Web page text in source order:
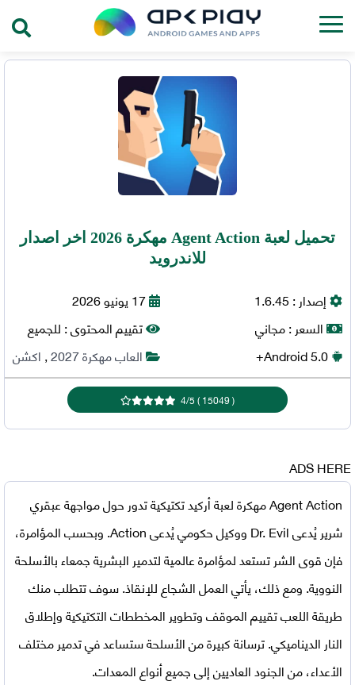
تحميل لعبة Agent Action مهكرة 2026 اخر اصدار
للاندرويد
إصدار :1.6.45
السعر :مجاني
Android5.0+
17 يونيو 2026
تقييم المحتوى :للجميع
العاب مهكرة 2027
,اكشن
(
15049
)
4/5
ADS HERE
Agent Action مهكرة
لعبة أركيد تكتيكية تدور حول مواجهة عبقري
شرير يُدعى Dr. Evil ووكيل حكومي يُدعى Action. وبحسب المؤامرة،
فإن قوى الشر تستعد لمؤامرة عالمية لتدمير البشرية جمعاء بالأسلحة
النووية. ومع ذلك، يأتي العمل الشجاع للإنقاذ. سوف تتطلب منك
طريقة اللعب تقييم الموقف وتطوير المخططات التكتيكية وإطلاق
النار الديناميكي. ترسانة كبيرة من الأسلحة ستساعد في تدمير مختلف
الأعداء، من الجنود العاديين إلى جميع أنواع المعدات.